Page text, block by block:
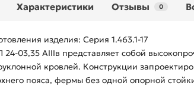
Характеристики Отзывы 0
изделия: Серия 1.463.1-17
03,35 АIIIв представляет собой
кровлей. Конструкции
пояса, фермы без одной опорной